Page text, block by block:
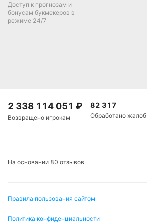
Доступ к прогнозам и
бонусам букмекеров в
режиме 24/7
2 338 114 051 ₽
Возвращено игрокам
82 317
Обработано жалоб
На основании 80 отзывов
Правила пользования сайтом
Политика конфиденциальности